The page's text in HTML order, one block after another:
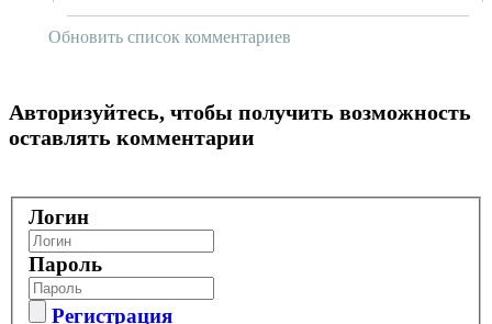
Обновить список комментариев
Авторизуйтесь, чтобы получить возможность
оставлять комментарии
Логин
Пароль
Регистрация